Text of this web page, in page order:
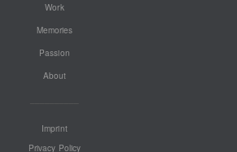
Work
Memories
Passion
About
Imprint
Privacy Policy